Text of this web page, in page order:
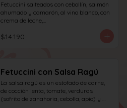
Fetuccini salteados con cebollín, salmón
ahumado y camarón, al vino blanco, con
crema de leche,
$14.190
Fetuccini con Salsa Ragú
La salsa ragú es un estofado de carne,
de cocción lenta, tomate, verduras
(sofrito de zanahoria, cebolla, apio) y